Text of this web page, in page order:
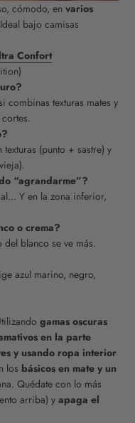
cómodo, en varios
bajo camisas
Confort
texturas mates y
(punto + sastre) y
“agrandarme”?
Y en la zona inferior,
o crema?
blanco se ve más.
azul marino, negro,
gamas oscuras
en la parte
y usando ropa interior
los básicos en mate y un
Quédate con lo más
arriba) y apaga el